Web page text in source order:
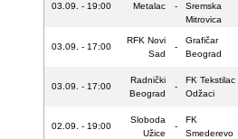
03.09. - 19:00 Metalac -
Sremska
Mitrovica
03.09. - 17:00
RFK Novi
Sad
-
Grafičar
Beograd
03.09. - 17:00
Radnički
Beograd
-
FK Tekstilac
Odžaci
02.09. - 19:00
Sloboda
Užice
-
FK
Smederevo